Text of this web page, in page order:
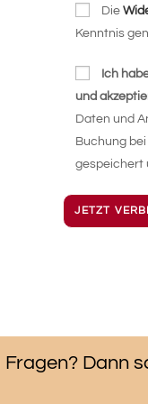
Die
Kenntnis
Ich
und
Daten und
Buchung
gespeichert
e
r
Fragen? Dann